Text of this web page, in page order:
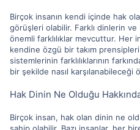
Birçok insanın kendi içinde hak
görüşleri olabilir. Farklı dinlerin ve
önemli farklılıklar mevcuttur. Her
kendine özgü bir takım
sistemlerinin farklılıklarının
bir şekilde nasıl karşılanabileceği
Hak Dinin Ne Olduğu
Birçok insan, hak olan dinin ne
sahip olabilir. Bazı insanlar, her